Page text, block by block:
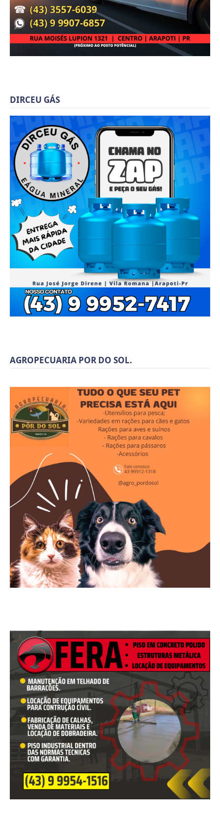
DIRCEU GÁS
AGROPECUARIA POR DO SOL.